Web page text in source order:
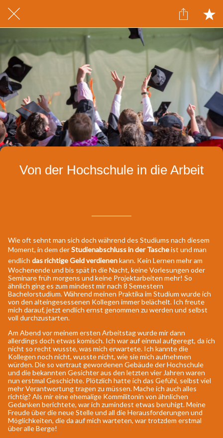
Von der Hochschule in die Arbeit
Wie oft sehnt man sich doch während des Studiums nach diesem
Moment, in dem derStudienabschluss in der Tascheist und man
endlich das richtige Geld verdienenkann. Kein Lernen mehr am
Wochenende und bis spät in die Nacht, keine Vorlesungen oder
Seminare früh morgens und keine Projektarbeiten mehr! So
ähnlich ging es zum mindest mir nach 8 Semestern
Bachelorstudium. Während meinen Praktika im Studium wurde ich
von den alteingesessenen Kollegen immer belächelt. Ich freute
mich darauf, jetzt endlich ernst genommen zu werden und selbst
voll durchzustarten.
Am Abend vor meinem ersten Arbeitstag wurde mir dann
allerdings doch etwas komisch. Ich war auf einmal aufgeregt, da ich
nicht so recht wusste, was mich erwartete. Ich kannte die
Kollegen noch nicht, wusste nicht, wie sie mich aufnehmen
würden. Die so vertraut gewordenen Gebäude der Hochschule
und die bekannten Gesichter aus den letzten vier Jahren waren
nun erstmal Geschichte. Plötzlich hatte ich das Gefühl, selbst viel
mehr Verantwortung tragen zu müssen. Mache ich auch alles
richtig? Als mir eine ehemalige Kommilitonin von ähnlichen
Gedanken berichtete, war ich zumindest etwas beruhigt. Meine
Freude über die neue Stelle und all die Herausforderungen und
Möglichkeiten, die da auf mich warteten, war trotzdem erstmal
über alle Berge!